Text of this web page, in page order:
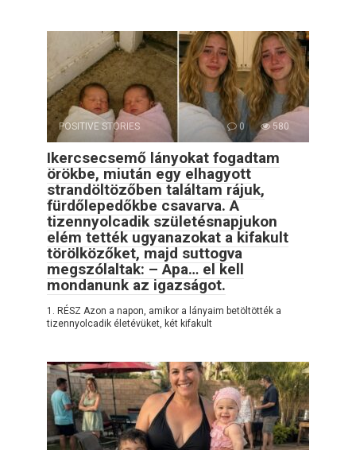
POSITIVE STORIES 0 580
Ikercsecsemő lányokat fogadtam
örökbe, miután egy elhagyott
strandöltözőben találtam rájuk,
fürdőlepedőkbe csavarva. A
tizennyolcadik születésnapjukon
elém tették ugyanazokat a kifakult
törölközőket, majd suttogva
megszólaltak: – Apa… el kell
mondanunk az igazságot.
1. RÉSZ Azon a napon, amikor a lányaim betöltötték a
tizennyolcadik életévüket, két kifakult